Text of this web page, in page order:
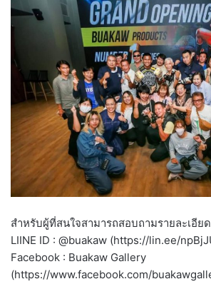
สำหรับผู้ที่สนใจสามารถสอบถามรายละเอีย
LIINE ID : @buakaw (https://lin.ee/
Facebook : Buakaw Gallery
(https://www.facebook.com/